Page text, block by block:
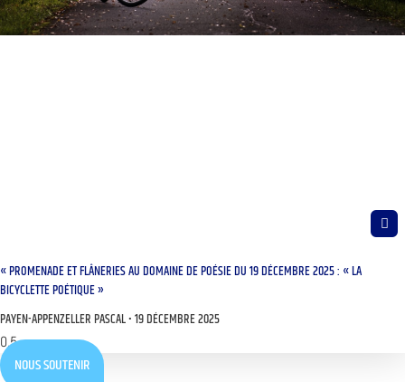
« PROMENADE ET FLÂNERIES AU DOMAINE DE POÉSIE DU 19 DÉCEMBRE 2025 : « LA
BICYCLETTE POÉTIQUE »
PAYEN-APPENZELLER PASCAL 19 DÉCEMBRE 2025
NOUS SOUTENIR